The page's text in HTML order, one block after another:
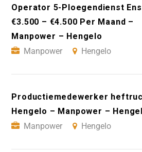
Operator 5-Ploegendienst
€3.500 – €4.500 Per Maand –
Manpower – Hengelo
Manpower
Hengelo
Productiemedewerker
Hengelo – Manpower –
Manpower
Hengelo